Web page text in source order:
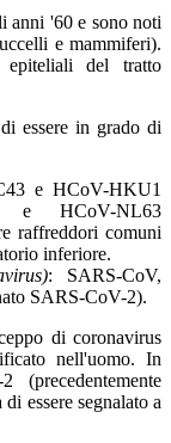
anni '60 e sono noti
e mammiferi).
del tratto
essere in grado di
e HCoV-HKU1
HCoV-NL63
raffreddori comuni
inferiore.
: SARS-CoV,
SARS-CoV-2).
di coronavirus
nell'uomo. In
(precedentemente
essere segnalato a